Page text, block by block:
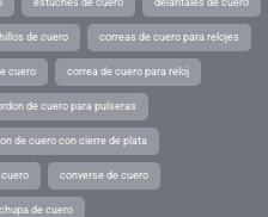
de cuero correas de cuero para relojes
cuero correa de cuero para reloj
de cuero para pulseras
de cuero con cierre de plata
converse de cuero
de cuero